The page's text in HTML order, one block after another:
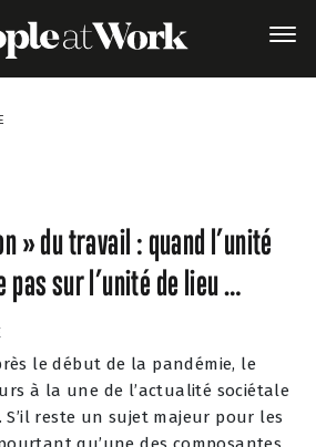
» du travail : quand l’unité
pas sur l’unité de lieu …
le début de la pandémie, le
à la une de l’actualité sociétale
reste un sujet majeur pour les